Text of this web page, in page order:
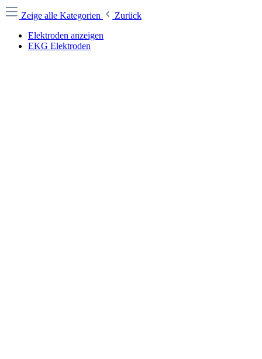
Zeige alle Kategorien
Zurück
Elektroden anzeigen
EKG Elektroden